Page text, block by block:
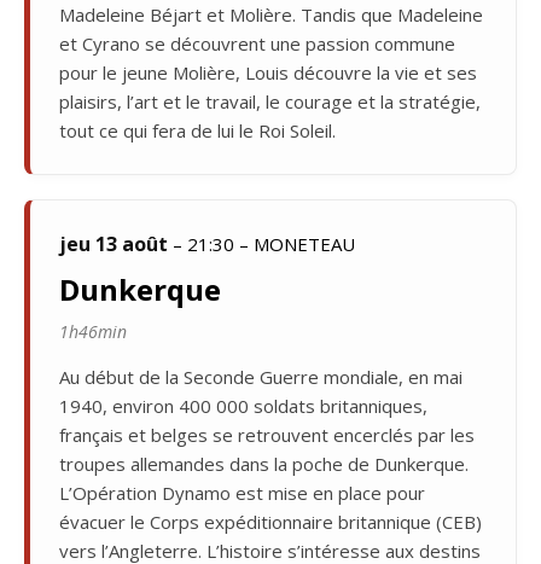
Madeleine Béjart et Molière. Tandis que Madeleine
et Cyrano se découvrent une passion commune
pour le jeune Molière, Louis découvre la vie et ses
plaisirs, l’art et le travail, le courage et la stratégie,
tout ce qui fera de lui le Roi Soleil.
jeu 13 août – 21:30 – MONETEAU
Dunkerque
1h46min
Au début de la Seconde Guerre mondiale, en mai
1940, environ 400 000 soldats britanniques,
français et belges se retrouvent encerclés par les
troupes allemandes dans la poche de Dunkerque.
L’Opération Dynamo est mise en place pour
évacuer le Corps expéditionnaire britannique (CEB)
vers l’Angleterre. L’histoire s’intéresse aux destins